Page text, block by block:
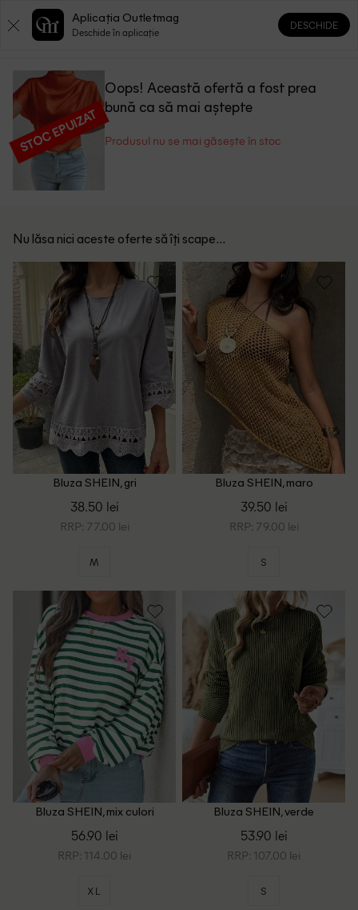
0 0
STOC EPUIZAT
Oops! Această ofertă a fost prea
bună ca să mai aștepte
Produsul nu se mai găsește în stoc
Nu lăsa nici aceste oferte să îți scape...
Bluza SHEIN, gri
38.50 lei
RRP: 77.00 lei
M
Bluza SHEIN, maro
39.50 lei
RRP: 79.00 lei
S
Bluza SHEIN, mix culori
56.90 lei
RRP: 114.00 lei
XL
Bluza SHEIN, verde
53.90 lei
RRP: 107.00 lei
S
Aplicația Outletmag
Deschide în aplicație
DESCHIDE